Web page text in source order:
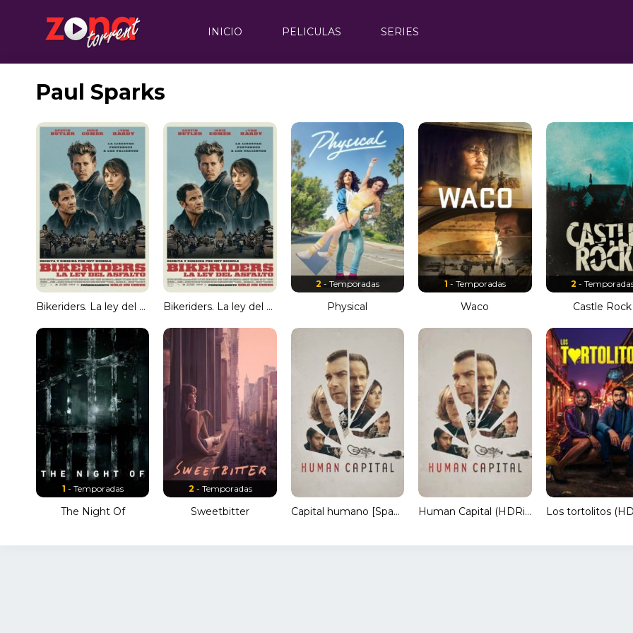
INICIO PELICULAS SERIES
Paul Sparks
Bikeriders. La ley del asfalto Bikeriders. La ley del asfalto
2 - Temporadas
Physical
1 - Temporadas
Waco
2 -
Castle Rock
1 - Temporadas
The Night Of
2 - Temporadas
Sweetbitter Capital humano [Spanish] Human Capital (HDRip) Torrent